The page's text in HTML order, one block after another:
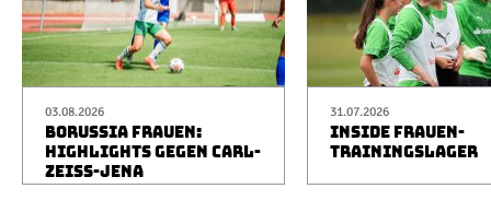
03.08.2026
BORUSSIA FRAUEN:
HIGHLIGHTS GEGEN CARL-
ZEISS-JENA
31.07.2026
INSIDE FRAUEN-
TRAININGSLAGER